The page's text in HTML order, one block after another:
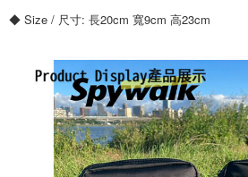
7-11付款取貨
宅配
每筆NT$80，滿NT$699(含以上)免運費
國家/地區配送
◆ Size / 尺寸: 長20cm 寬9cm 高23cm